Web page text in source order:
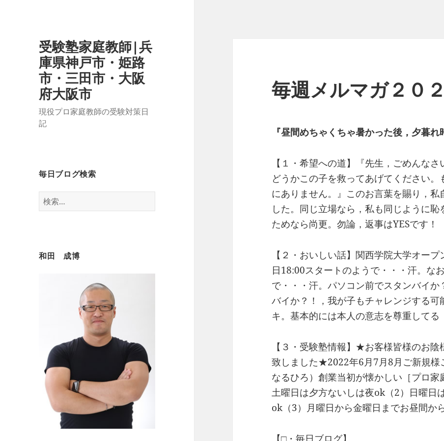
受験塾家庭教師|兵
庫県神戸市・姫路
市・三田市・大阪
府大阪市
現役プロ家庭教師の受験対策日
記
毎日ブログ検索
検
索:
和田 成博
毎週メルマガ２０
『昼間めちゃくちゃ暑かった後，夕暮
【１・希望への道】『先生，ごめんな
どうかこの子を救ってあげてください
にありません。』このお言葉を賜り，
した。同じ立場なら，私も同じように
ためなら尚更。勿論，返事はYESです！
【２・おいしい話】関西学院大学オー
日18:00スタートのようで・・・汗。な
で・・・汗。パソコン前でスタンバイ
バイか？！，我が子もチャレンジする
キ。基本的には本人の意志を尊重してる
【３・受験塾情報】★お客様皆様のお
致しました★2022年6月7月8月ご新規様
なるひろ）創業当初が懐かしい［プロ
土曜日は夕方ないしは夜ok（2）日曜日
ok（3）月曜日から金曜日までお昼間か